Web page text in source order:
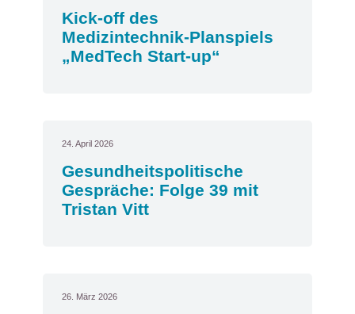
Kick-off des
Medizintechnik-Planspiels
„MedTech Start-up“
24. April 2026
Gesundheitspolitische
Gespräche: Folge 39 mit
Tristan Vitt
26. März 2026